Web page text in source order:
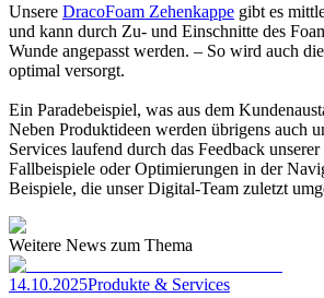
Unsere DracoFoam Zehenkappe gibt es
und kann durch Zu- und Einschnitte des
Wunde angepasst werden. – So wird auch
optimal versorgt.
Ein Paradebeispiel, was aus dem
Neben Produktideen werden übrigens auch
Services laufend durch das Feedback
Fallbeispiele oder Optimierungen in der
Beispiele, die unser Digital-Team zuletzt
Weitere News zum Thema
14.10.2025Produkte & Services